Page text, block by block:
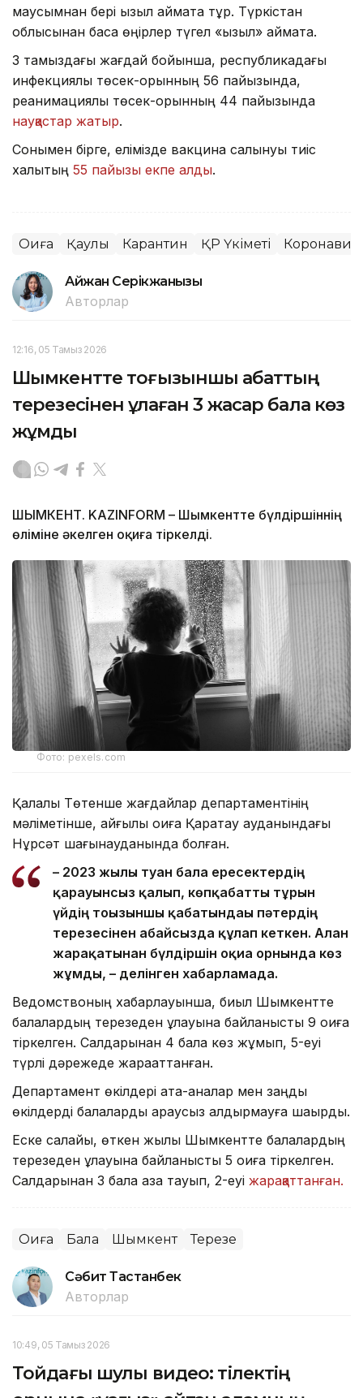
маусымнан бері қызыл аймақта тұр. Түркістан
облысынан басқа өңірлер түгел «қызыл» аймақта.
3 тамыздағы жағдай бойынша, республикадағы
инфекциялық төсек-орынның 56 пайызында,
реанимациялық төсек-орынның 44 пайызында
науқастар жатыр.
Сонымен бірге, елімізде вакцина салынуы тиіс
халықтың 55 пайызы екпе алды.
Оқиға Қаулы Карантин ҚР Үкіметі
Айжан Серікжанқызы
Авторлар
12:16, 05 Тамыз 2026
Шымкентте тоғызыншы қабаттың
терезесінен құлаған 3 жасар бала көз
жұмды
ШЫМКЕНТ. KAZINFORM – Шымкентте бүлдіршіннің
өліміне әкелген оқиға тіркелді.
Фото: pexels.com
Қалалық Төтенше жағдайлар департаментінің
мәліметінше, қайғылы оқиға Қаратау ауданындағы
Нұрсәт шағынауданында болған.
– 2023 жылы туған бала ересектердің
қарауынсыз қалып, көпқабатты тұрғын
үйдің тоғызыншы қабатындағы пәтердің
терезесінен абайсызда құлап кеткен. Алған
жарақатынан бүлдіршін оқиға орнында көз
жұмды, – делінген хабарламада.
Ведомствоның хабарлауынша, биыл Шымкентте
балалардың терезеден құлауына байланысты 9 оқиға
тіркелген. Салдарынан 4 бала көз жұмып, 5-еуі
түрлі дәрежеде жарақаттанған.
Департамент өкілдері ата-аналар мен заңды
өкілдерді балаларды қараусыз қалдырмауға шақырды.
Еске салайық, өткен жылы Шымкентте балалардың
терезеден құлауына байланысты 5 оқиға тіркелген.
Салдарынан 3 бала қаза тауып, 2-еуі жарақаттанған.
Оқиға Бала Шымкент Терезе
Сәбит Тастанбек
Авторлар
10:49, 05 Тамыз 2026
Тойдағы шулы видео: тілектің